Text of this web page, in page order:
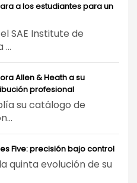
a los estudiantes para un
SAE Institute de
Allen & Heath a su
profesional
su catálogo de
Five: precisión bajo control
quinta evolución de su